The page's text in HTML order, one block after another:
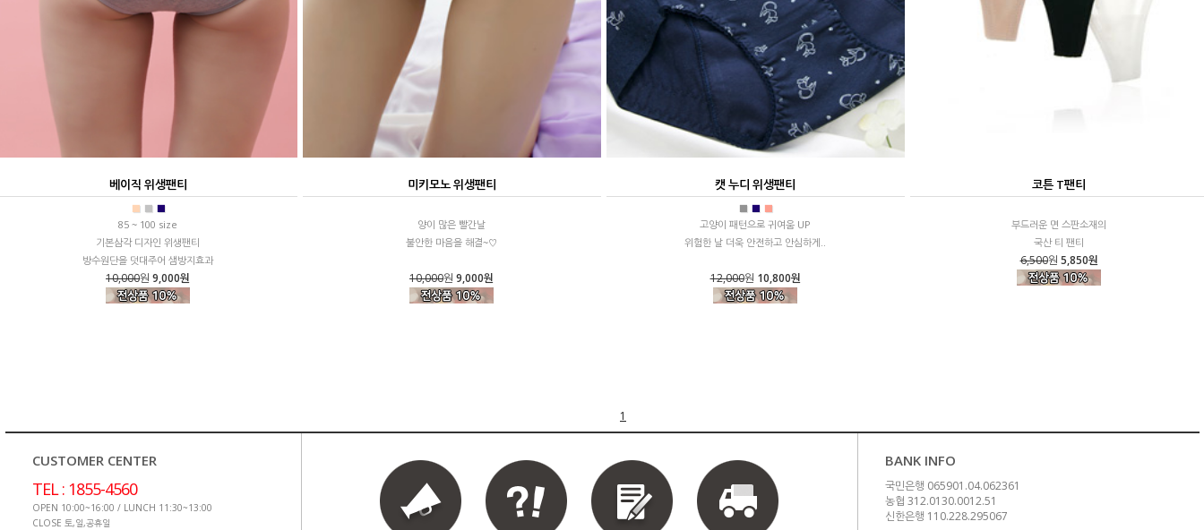
베이직 위생팬티
■ ■ ■
85 ~ 100 size
기본삼각 디자인 위생팬티
방수원단을 덧대주어 샘방지효과
10,000원 9,000원
미키모노 위생팬티
양이 많은 빨간날
불안한 마음을 해결~♡
10,000원 9,000원
캣 누디 위생팬티
■ ■ ■
고양이 패턴으로 귀여움 UP
위험한 날 더욱 안전하고 안심하게..
12,000원 10,800원
코튼 T팬티
부드러운 면 스판소재의
국산 티 팬티
6,500원 5,850원
1
CUSTOMER CENTER
TEL : 1855-4560
OPEN 10:00~16:00 / LUNCH 11:30~13:00
CLOSE 토,일,공휴일
BANK INFO
국민은행 065901.04.062361
농협 312.0130.0012.51
신한은행 110.228.295067